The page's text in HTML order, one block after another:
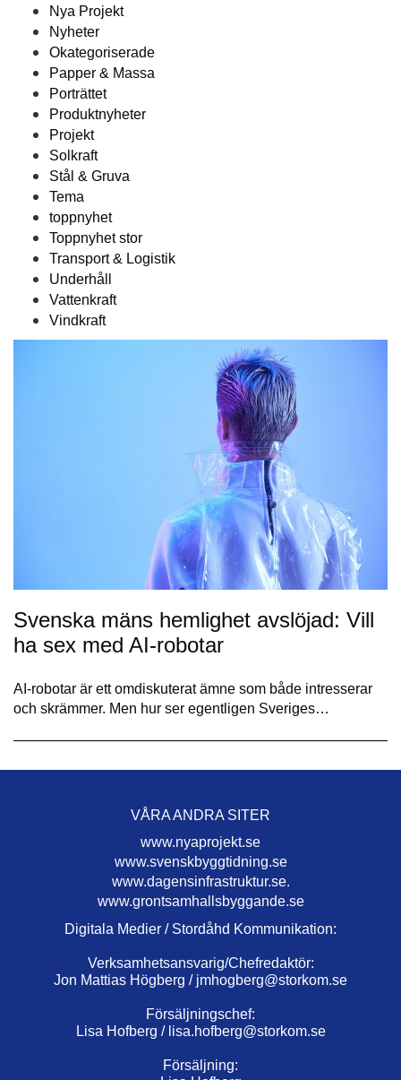
Nya Projekt
Nyheter
Okategoriserade
Papper & Massa
Porträttet
Produktnyheter
Projekt
Solkraft
Stål & Gruva
Tema
toppnyhet
Toppnyhet stor
Transport & Logistik
Underhåll
Vattenkraft
Vindkraft
Svenska mäns hemlighet avslöjad: Vill
ha sex med AI-robotar
AI-robotar är ett omdiskuterat ämne som både intresserar
och skrämmer. Men hur ser egentligen Sveriges…
VÅRA ANDRA SITER
www.nyaprojekt.se
www.svenskbyggtidning.se
www.dagensinfrastruktur.se.
www.grontsamhallsbyggande.se
Digitala Medier / Stordåhd Kommunikation:
Verksamhetsansvarig/Chefredaktör:
Jon Mattias Högberg / jmhogberg@storkom.se
Försäljningschef:
Lisa Hofberg / lisa.hofberg@storkom.se
Försäljning: